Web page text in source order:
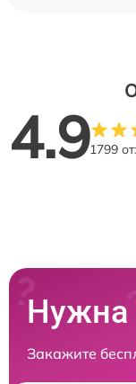
4.91799
Нужна
Закажите